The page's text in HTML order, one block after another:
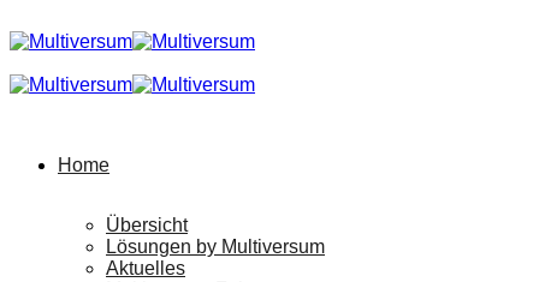
Home
Übersicht
Lösungen by Multiversum
Aktuelles